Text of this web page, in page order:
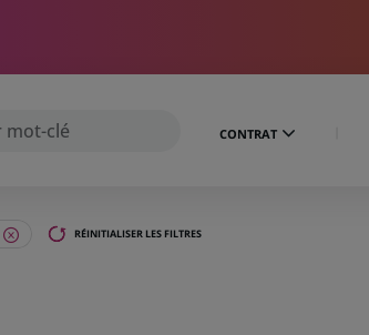
CONTRAT
RÉINITIALISER LES FILTRES